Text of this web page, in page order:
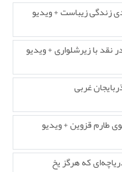
زندگی زیباست + ویدیو
نقد با زیرشلواری + ویدیو
غربی
طارم قزوین + ویدیو
که هرگز یخ